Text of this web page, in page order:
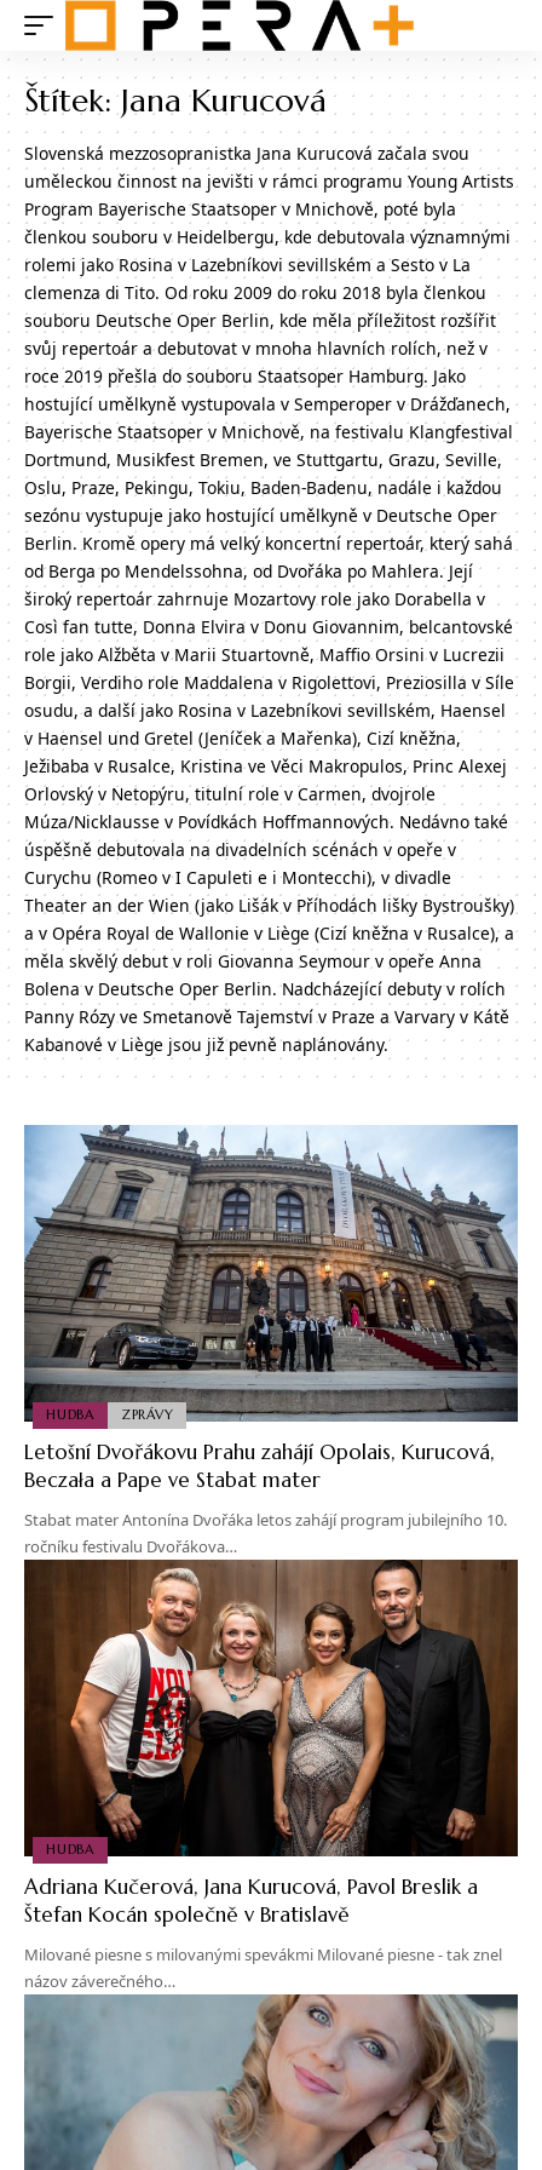
Štítek:Jana Kurucová
Slovenská mezzosopranistka Jana Kurucová začala svou
uměleckou činnost na jevišti v rámci programu Young Artists
Program Bayerische Staatsoper v Mnichově, poté byla
členkou souboru v Heidelbergu, kde debutovala významnými
rolemi jako Rosina v Lazebníkovi sevillském a Sesto v La
clemenza di Tito. Od roku 2009 do roku 2018 byla členkou
souboru Deutsche Oper Berlin, kde měla příležitost rozšířit
svůj repertoár a debutovat v mnoha hlavních rolích, než v
roce 2019 přešla do souboru Staatsoper Hamburg. Jako
hostující umělkyně vystupovala v Semperoper v Drážďanech,
Bayerische Staatsoper v Mnichově, na festivalu Klangfestival
Dortmund, Musikfest Bremen, ve Stuttgartu, Grazu, Seville,
Oslu, Praze, Pekingu, Tokiu, Baden-Badenu, nadále i každou
sezónu vystupuje jako hostující umělkyně v Deutsche Oper
Berlin. Kromě opery má velký koncertní repertoár, který sahá
od Berga po Mendelssohna, od Dvořáka po Mahlera. Její
široký repertoár zahrnuje Mozartovy role jako Dorabella v
Così fan tutte, Donna Elvira v Donu Giovannim, belcantovské
role jako Alžběta v Marii Stuartovně, Maffio Orsini v Lucrezii
Borgii, Verdiho role Maddalena v Rigolettovi, Preziosilla v Síle
osudu, a další jako Rosina v Lazebníkovi sevillském, Haensel
v Haensel und Gretel (Jeníček a Mařenka), Cizí kněžna,
Ježibaba v Rusalce, Kristina ve Věci Makropulos, Princ Alexej
Orlovský v Netopýru, titulní role v Carmen, dvojrole
Múza/Nicklausse v Povídkách Hoffmannových. Nedávno také
úspěšně debutovala na divadelních scénách v opeře v
Curychu (Romeo v I Capuleti e i Montecchi), v divadle
Theater an der Wien (jako Lišák v Příhodách lišky Bystroušky)
a v Opéra Royal de Wallonie v Liège (Cizí kněžna v Rusalce), a
měla skvělý debut v roli Giovanna Seymour v opeře Anna
Bolena v Deutsche Oper Berlin. Nadcházející debuty v rolích
Panny Rózy ve Smetanově Tajemství v Praze a Varvary v Kátě
Kabanové v Liège jsou již pevně naplánovány.
HUDBA ZPRÁVY
Letošní Dvořákovu Prahu zahájí Opolais, Kurucová,
Beczała a Pape ve Stabat mater
Stabat mater Antonína Dvořáka letos zahájí program jubilejního 10.
ročníku festivalu Dvořákova…
HUDBA
Adriana Kučerová, Jana Kurucová, Pavol Breslik a
Štefan Kocán společně v Bratislavě
Milované piesne s milovanými spevákmi Milované piesne - tak znel
názov záverečného…